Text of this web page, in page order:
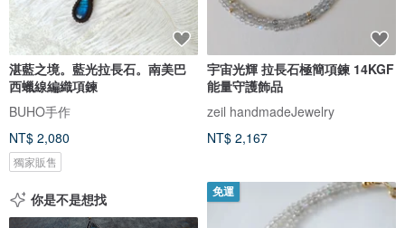
湛藍之境。藍光拉長石。南美巴
西蠟線編織項鍊
BUHO手作
NT$ 2,080
獨家販售
宇宙光輝 拉長石極簡項鍊 14KGF
能量守護飾品
zeil handmadeJewelry
NT$ 2,167
你是不是想找 免運